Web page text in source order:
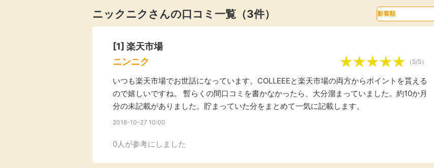
高還元
無料
ゲーム
お友達紹介
ポイ活お得情報
GMOポイ活の使い方
キーワードで検索
（楽天ファッショ
ン）
ニックニクさんの口コミ一覧（3件）
[1] 楽天市場
ニンニク
（5/5）
いつも楽天市場でお世話になっています。COLLEEEと楽天市場の両方からポイントを貰える
ので嬉しいですね。 暫らくの間口コミを書かなかったら、大分溜まっていました。約10か月
分の未記載がありました。貯まっていた分をまとめて一気に記載します。
2018-10-27 10:00
0人が参考にしました